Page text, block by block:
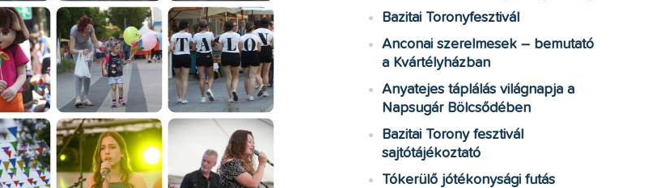
Bazitai Toronyfesztivál
Anconai szerelmesek – bemutató
a Kvártélyházban
Anyatejes táplálás világnapja a
Napsugár Bölcsődében
Bazitai Torony fesztivál
sajtótájékoztató
Tókerülő jótékonysági futás